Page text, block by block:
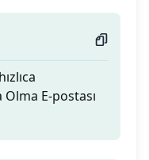
E-postası